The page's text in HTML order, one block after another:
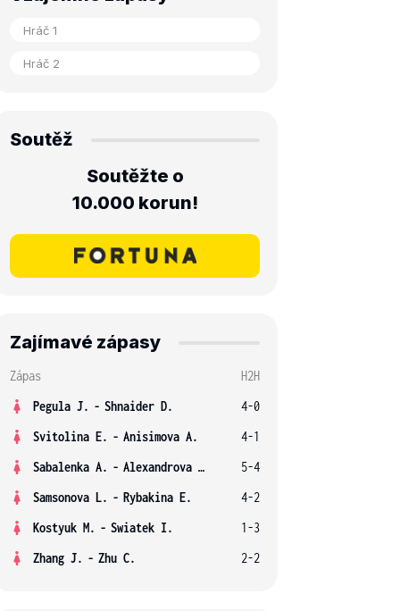
Soutěž
Soutěžte o
10.000 korun!
Zajímavé zápasy
Zápas
H2H
Pegula J. - Shnaider D.
4-0
Svitolina E. - Anisimova A.
4-1
Sabalenka A. - Alexandrova E.
5-4
Samsonova L. - Rybakina E.
4-2
Kostyuk M. - Swiatek I.
1-3
Zhang J. - Zhu C. 2-2